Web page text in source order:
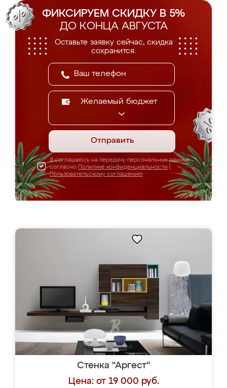
ФИКСИРУЕМ СКИДКУ В 5%
ДО КОНЦА АВГУСТА
Оставьте заявку сейчас, скидка
сохранится.
Желаемый бюджет
Отправить
Я соглашаюсь на передачу персональных данных
согласно Политике конфиденциальности
Пользовательскому соглашению
Стенка "Аргест"
Цена: от 19 000 руб.